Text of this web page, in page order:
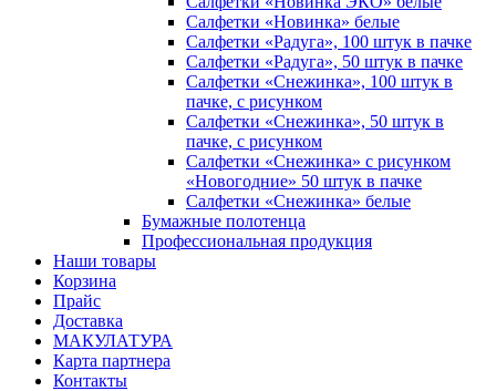
Салфетки «Новинка» белые
Салфетки «Радуга», 100 штук в пачке
Салфетки «Радуга», 50 штук в пачке
Салфетки «Снежинка», 100 штук в
пачке, с рисунком
Салфетки «Снежинка», 50 штук в
пачке, с рисунком
Салфетки «Снежинка» с рисунком
«Новогодние» 50 штук в пачке
Салфетки «Снежинка» белые
Бумажные полотенца
Профессиональная продукция
Наши товары
Корзина
Прайс
Доставка
МАКУЛАТУРА
Карта партнера
Контакты